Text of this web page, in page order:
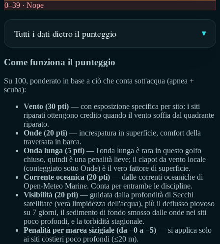
0–39 · Nope
Tutti i dati dietro il punteggio
Come funziona il punteggio
Su 100, ponderato in base a ciò che conta sott'acqua (apnea +
scuba):
Vento (30 pti) — con esposizione specifica per sito: i siti
riparati ottengono credito quando il vento soffia dal quadrante
riparato.
Onde (20 pti) — increspatura in superficie, comfort della
traversata in barca.
Onda lunga (5 pti) — l'onda lunga è rara in questo golfo
chiuso, quindi è una penalità lieve; il clapot da vento locale
(conteggiato sotto Onde) è il vero fattore di superficie.
Corrente oceanica (20 pti) — dalle correnti oceaniche di
Open-Meteo Marine. Conta per entrambe le discipline.
Visibilità (20 pti) — guidata dalla profondità di Secchi
satellitare (vera limpidezza dell'acqua), più il deflusso piovoso
su 7 giorni, il sedimento di fondo smosso dalle onde nei siti
poco profondi, e la torbidità stagionale.
Penalità per marea sizigiale (da −0 a −5) — si applica solo
ai siti costieri poco profondi (≤20 m).